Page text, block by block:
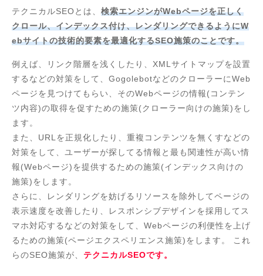
テクニカルSEOとは、 検索エンジンがWebページを正しく
クロール、インデックス付け、レンダリングできるようにW
ebサイトの技術的要素を最適化するSEO施策のことです。
例えば、リンク階層を浅くしたり、XMLサイトマップを設置
するなどの対策をして、GogolebotなどのクローラーにWeb
ページを見つけてもらい、そのWebページの情報(コンテン
ツ内容)の取得を促すための施策(クローラー向けの施策)をし
ます。
また、URLを正規化したり、重複コンテンツを無くすなどの
対策をして、ユーザーが探してる情報と最も関連性が高い情
報(Webページ)を提供するための施策(インデックス向けの
施策)をします。
さらに、レンダリングを妨げるリソースを除外してページの
表示速度を改善したり、レスポンシブデザインを採用してス
マホ対応するなどの対策をして、Webページの利便性を上げ
るための施策(ページエクスペリエンス施策)をします。 これ
らのSEO施策が、 テクニカルSEOです。